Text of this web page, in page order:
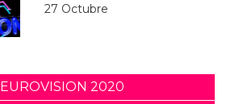
27 Octubre
EUROVISION 2020